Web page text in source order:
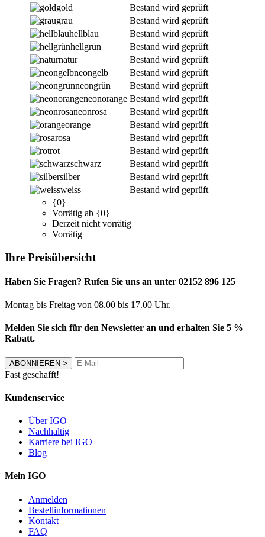
gold
Bestand wird geprüft
grau
Bestand wird geprüft
hellblau
Bestand wird geprüft
hellgrün
Bestand wird geprüft
natur
Bestand wird geprüft
neongelb
Bestand wird geprüft
neongrün
Bestand wird geprüft
neonorange Bestand wird geprüft
neonrosa
Bestand wird geprüft
orange
Bestand wird geprüft
rosa
Bestand wird geprüft
rot
Bestand wird geprüft
schwarz
Bestand wird geprüft
silber
Bestand wird geprüft
weiss
Bestand wird geprüft
{0}
Vorrätig ab {0}
Derzeit nicht vorrätig
Vorrätig
Ihre Preisübersicht
Haben Sie Fragen? Rufen Sie uns an unter 02152 896 125
Montag bis Freitag von 08.00 bis 17.00 Uhr.
Melden Sie sich für den Newsletter an und erhalten Sie 5 %
Rabatt.
ABONNIEREN >
Fast geschafft!
Kundenservice
Über IGO
Nachhaltig
Karriere bei IGO
Blog
Mein IGO
Anmelden
Bestellinformationen
Kontakt
FAQ